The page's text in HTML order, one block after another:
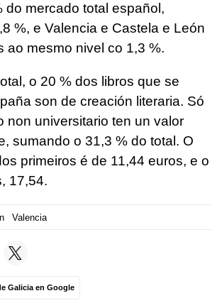
do mercado total español,
%, e Valencia e Castela e León
ao mesmo nivel co 1,3 %.
o 20 % dos libros que se
son de creación literaria. Só
non universitario ten un valor
sumando o 31,3 % do total. O
primeiros é de 11,44 euros, e o
17,54.
Valencia
Galicia en Google